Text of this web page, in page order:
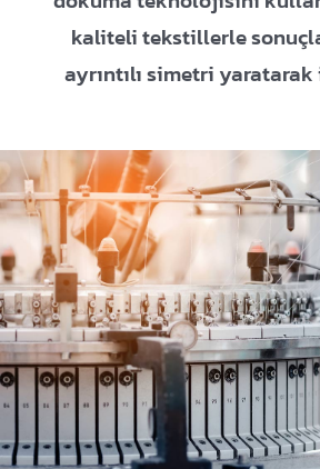
kaliteli tekstillerle
ayrıntılı simetri yaratarak